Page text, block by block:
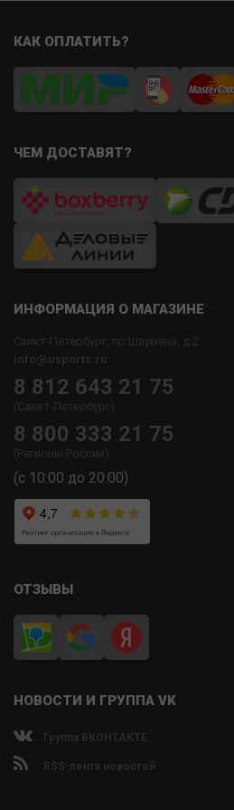
КАК ОПЛАТИТЬ?
ЧЕМ ДОСТАВЯТ?
ИНФОРМАЦИЯ О МАГАЗИНЕ
Санкт-Петербург, пр.Шаумяна, д.2
info@usports.ru
8 812 643 21 75
(Санкт-Петербург)
8 800 333 21 75
(Регионы России)
(с 10:00 до 20:00)
ОТЗЫВЫ
НОВОСТИ И ГРУППА VK
Группа ВКОНТАКТЕ
RSS-лента новостей